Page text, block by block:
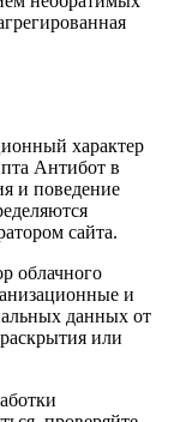
характер
Антибот в
и поведение
сайта.
облачного
и
данных от
или